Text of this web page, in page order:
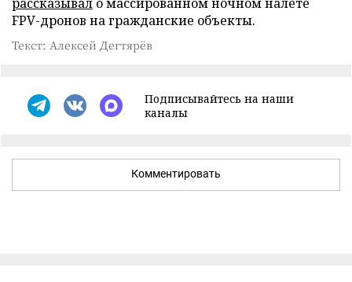
FPV-дронов на гражданские объекты.
Текст: Алексей Дегтярёв
Подписывайтесь на наши
каналы
Комментировать